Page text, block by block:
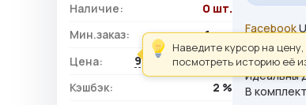
Наличие:
0 шт.
Мин.заказ:
1 шт.
Цена:
986,00 ₽ / шт.
Кэшбэк:
2 %
Facebook
Селфи+
Идеальны
В
Наведите курсор на
посмотреть историю её